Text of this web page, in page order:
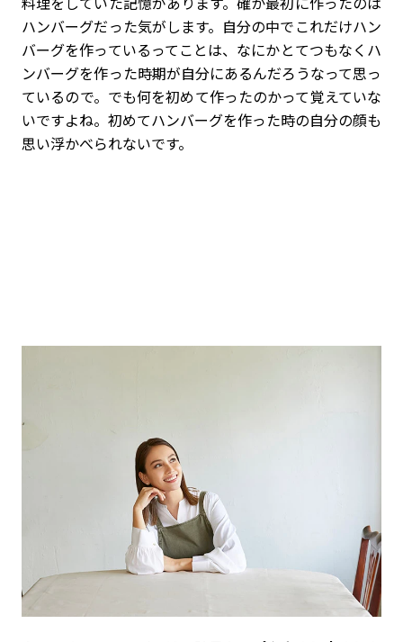
ハンバーグだった気がします。自分の中でこれだけハン
バーグを作っているってことは、なにかとてつもなくハ
ンバーグを作った時期が自分にあるんだろうなって思っ
ているので。でも何を初めて作ったのかって覚えていな
いですよね。初めてハンバーグを作った時の自分の顔も
思い浮かべられないです。